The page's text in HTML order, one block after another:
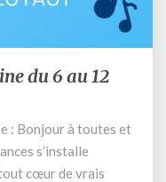
du 6 au 12
: Bonjour à toutes et
s’installe
cœur de vrais